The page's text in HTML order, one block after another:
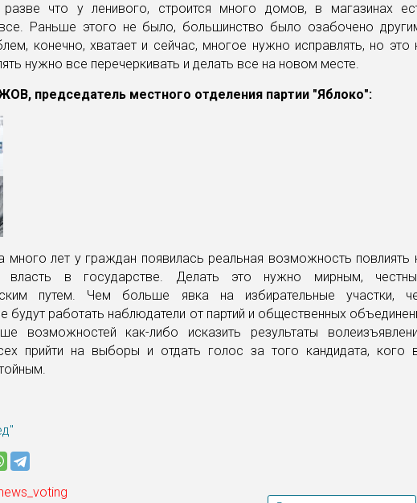
что у ленивого, строится много домов, в магазинах
Раньше этого не было, большинство было озабочено
конечно, хватает и сейчас, многое нужно исправлять, но это
нужно все перечеркивать и делать все на новом месте.
председатель местного отделения партии "Яблоко":
много лет у граждан появилась реальная возможность повлиять
власть в государстве. Делать это нужно мирным,
путем. Чем больше явка на избирательные участки,
будут работать наблюдатели от партий и общественных
возможностей как-либо исказить результаты
прийти на выборы и отдать голос за того кандидата, кого